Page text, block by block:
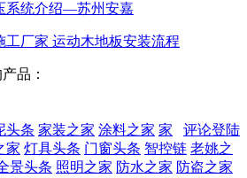
系统介绍—苏州安嘉
工厂家 运动木地板安装流程
品：
评论登陆
头条 家装之家 涂料之家 家
家 灯具头条 门窗头条 智控链 老姚之
景头条 照明之家 防水之家 防盗之家